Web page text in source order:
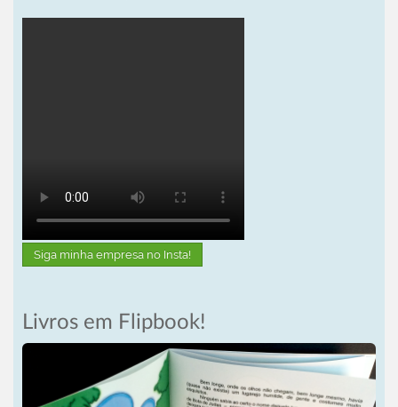
Siga minha empresa no Insta!
Livros em Flipbook!